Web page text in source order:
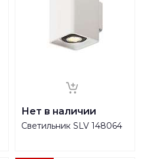
Нет в наличии
Светильник SLV 148064